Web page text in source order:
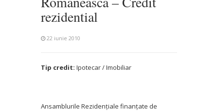
rezidential
22 iunie 2010
Tip credit: Ipotecar / Imobiliar
Ansamblurile Rezidenţiale finanţate de